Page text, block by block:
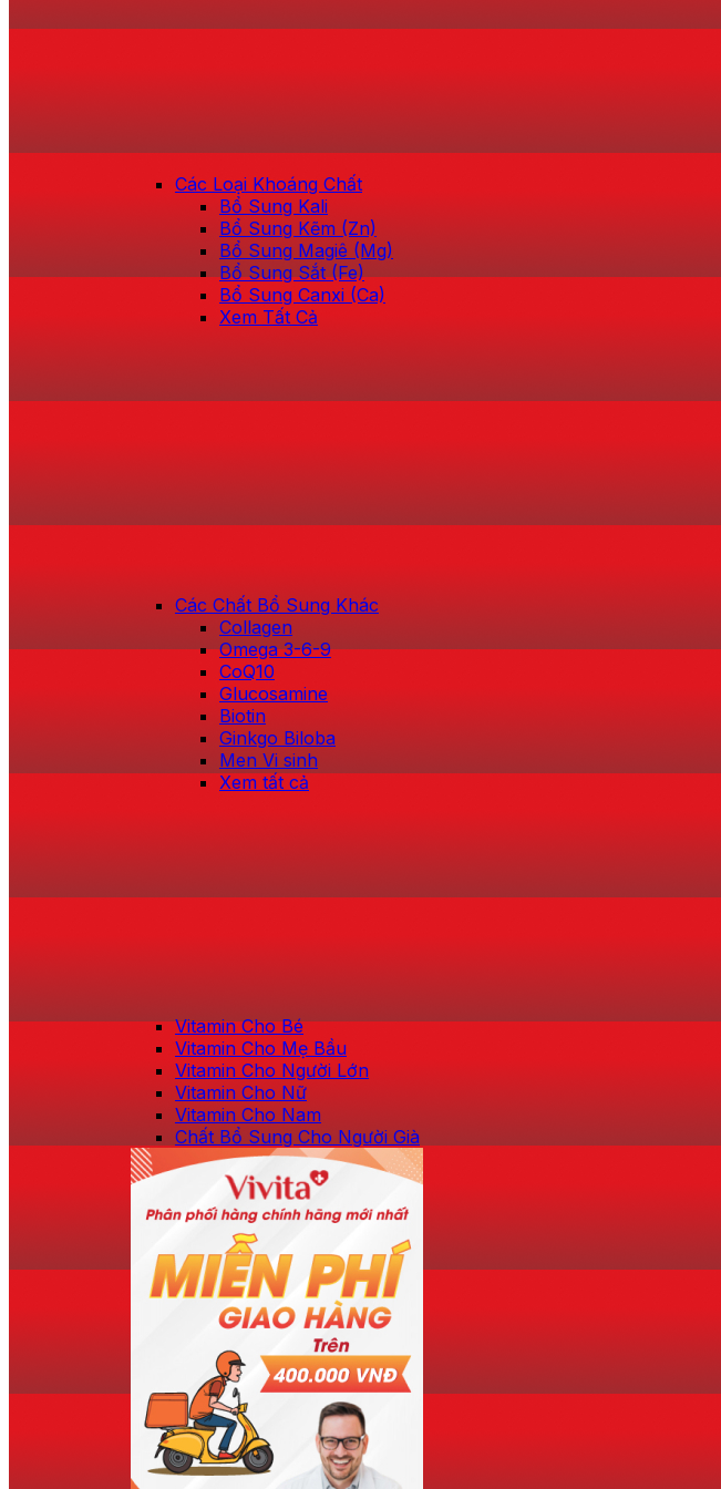
Các Loại Khoáng Chất
Bổ Sung Kali
Bổ Sung Kẽm (Zn)
Bổ Sung Magiê (Mg)
Bổ Sung Sắt (Fe)
Bổ Sung Canxi (Ca)
Xem Tất Cả
Các Chất Bổ Sung Khác
Collagen
Omega 3-6-9
CoQ10
Glucosamine
Biotin
Ginkgo Biloba
Men Vi sinh
Xem tất cả
Vitamin Cho Bé
Vitamin Cho Mẹ Bầu
Vitamin Cho Người Lớn
Vitamin Cho Nữ
Vitamin Cho Nam
Chất Bổ Sung Cho Người Già